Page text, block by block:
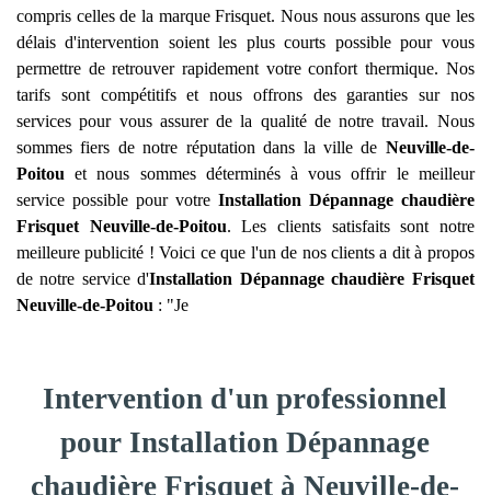
compris celles de la marque Frisquet. Nous nous assurons que les
délais d'intervention soient les plus courts possible pour vous
permettre de retrouver rapidement votre confort thermique. Nos
tarifs sont compétitifs et nous offrons des garanties sur nos
services pour vous assurer de la qualité de notre travail. Nous
sommes fiers de notre réputation dans la ville de Neuville-de-
Poitou et nous sommes déterminés à vous offrir le meilleur
service possible pour votre Installation Dépannage chaudière
Frisquet Neuville-de-Poitou. Les clients satisfaits sont notre
meilleure publicité ! Voici ce que l'un de nos clients a dit à propos
de notre service d'Installation Dépannage chaudière Frisquet
Neuville-de-Poitou : "Je
Intervention d'un professionnel
pour Installation Dépannage
chaudière Frisquet à Neuville-de-